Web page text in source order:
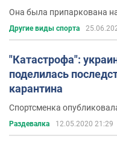
Она была припаркована
Другие виды спорта
"Катастрофа":
поделилась
карантина
Спортсменка
Раздевалка 12.05.2020 21:29